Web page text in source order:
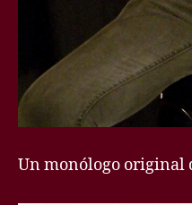
Un monólogo original